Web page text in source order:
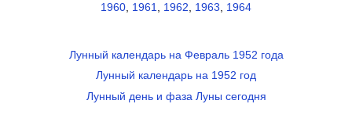
1960 1961 1962 1963 1964
Лунный календарь на Февраль 1952 года
Лунный календарь на 1952 год
Лунный день и фаза Луны сегодня